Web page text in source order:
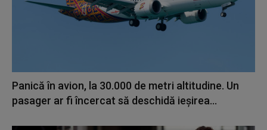
Panică în avion, la 30.000 de metri altitudine. Un
pasager ar fi încercat să deschidă ieșirea...